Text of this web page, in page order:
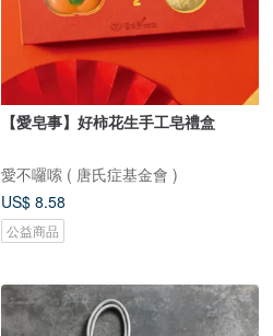
【愛皂事】好柿花生手工皂禮盒
愛不囉嗦 ( 唐氏症基金會 )
US$ 8.58
公益商品